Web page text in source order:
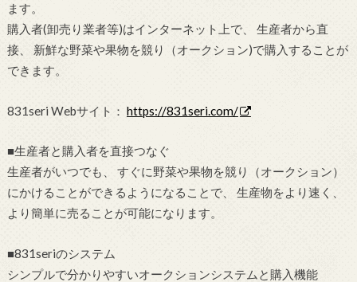
ます。
購入者(卸売り業者等)はインターネット上で、 生産者から直
接、 新鮮な野菜や果物を競り（オークション)で購入することが
できます。
831seri Webサイト： https://831seri.com/
■生産者と購入者を直接つなぐ
生産者がいつでも、 すぐに野菜や果物を競り（オークション）
にかけることができるようになることで、 生産物をより速く、
より簡単に売ることが可能になります。
■831seriのシステム
シンプルで分かりやすいオークションシステムと購入機能